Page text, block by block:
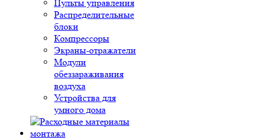
Пульты управления
Распределительные
блоки
Компрессоры
Экраны-отражатели
Модули
обеззараживания
воздуха
Устройства для
умного дома